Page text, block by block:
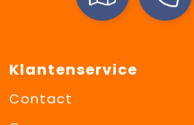
Klantenservice
Contact